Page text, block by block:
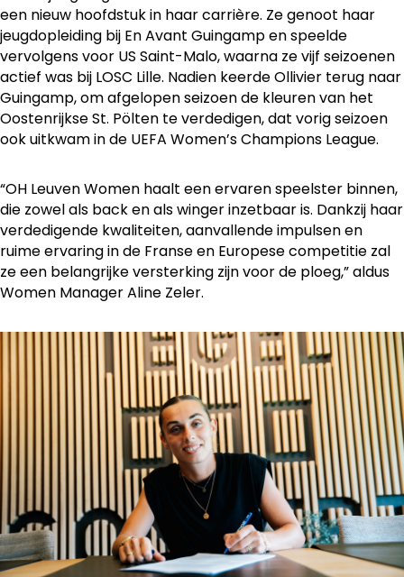
een nieuw hoofdstuk in haar carrière. Ze genoot haar
jeugdopleiding bij En Avant Guingamp en speelde
vervolgens voor US Saint-Malo, waarna ze vijf seizoenen
actief was bij LOSC Lille. Nadien keerde Ollivier terug naar
Guingamp, om afgelopen seizoen de kleuren van het
Oostenrijkse St. Pölten te verdedigen, dat vorig seizoen
ook uitkwam in de UEFA Women’s Champions League.
“OH Leuven Women haalt een ervaren speelster binnen,
die zowel als back en als winger inzetbaar is. Dankzij haar
verdedigende kwaliteiten, aanvallende impulsen en
ruime ervaring in de Franse en Europese competitie zal
ze een belangrijke versterking zijn voor de ploeg,” aldus
Women Manager Aline Zeler.